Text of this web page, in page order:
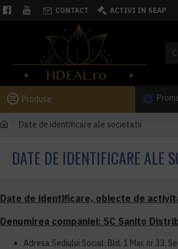
CONTACT ACTIVI IN SEAP
Produse
Date de identificare ale societatii
DATE DE IDENTIFICARE ALE
Date de identificare, obiecte de
Denumirea companiei: SC Sanito
Adresa Sediului Social: Bld. 1 Mai, nr 33,